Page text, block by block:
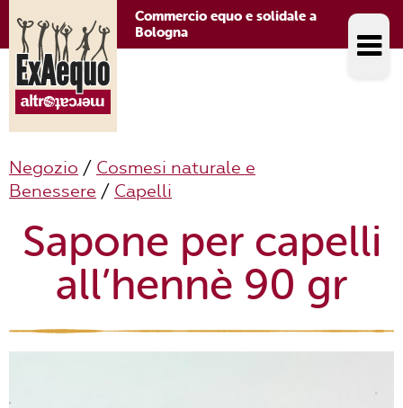
Commercio equo e solidale a
Bologna
Negozio / Cosmesi naturale e
Benessere / Capelli
Sapone per capelli
all’hennè 90 gr